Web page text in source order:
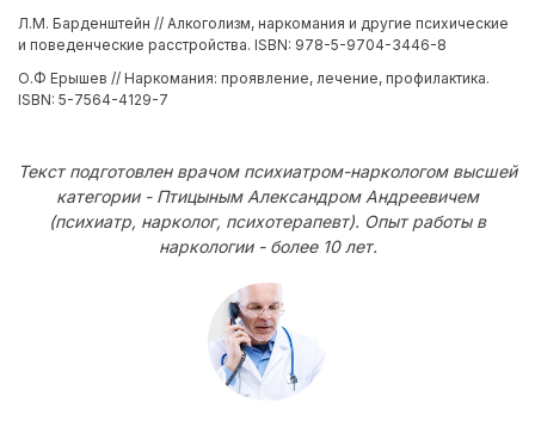
Л.М. Барденштейн // Алкоголизм, наркомания и другие психические
и поведенческие расстройства. ISBN: 978-5-9704-3446-8
О.Ф Ерышев // Наркомания: проявление, лечение, профилактика.
ISBN: 5-7564-4129-7
Текст подготовлен врачом психиатром-наркологом высшей
категории - Птицыным Александром Андреевичем
(психиатр, нарколог, психотерапевт). Опыт работы в
наркологии - более 10 лет.